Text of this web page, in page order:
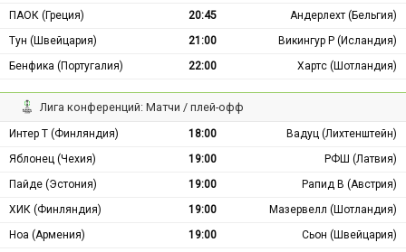
ПАОК (Греция)
20:45
Андерлехт (Бельгия)
Тун (Швейцария)
21:00
Викингур Р (Исландия)
Бенфика (Португалия)
22:00 Хартс (Шотландия)
Лига конференций: Матчи / плей-офф
Интер Т (Финляндия) 18:00
Вадуц (Лихтенштейн)
Яблонец (Чехия)
19:00
РФШ (Латвия)
Пайде (Эстония)
19:00
Рапид В (Австрия)
ХИК (Финляндия)
19:00
Мазервелл (Шотландия)
Ноа (Армения)
19:00
Сьон (Швейцария)